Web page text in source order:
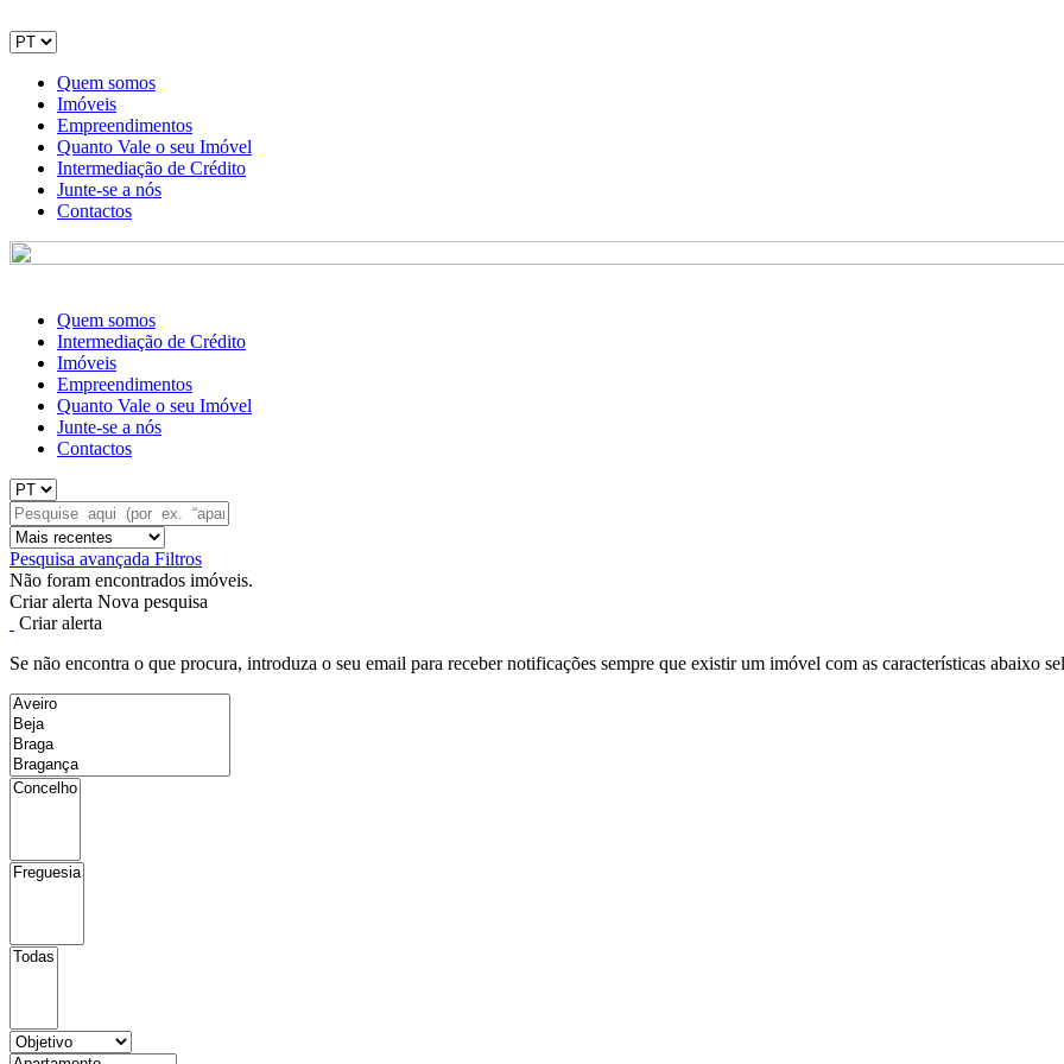
Quem somos
Imóveis
Empreendimentos
Quanto Vale o seu Imóvel
Intermediação de Crédito
Junte-se a nós
Contactos
Quem somos
Intermediação de Crédito
Imóveis
Empreendimentos
Quanto Vale o seu Imóvel
Junte-se a nós
Contactos
Pesquisa avançada Filtros
Não foram encontrados imóveis.
Criar alerta Nova pesquisa
Criar alerta
Se não encontra o que procura, introduza o seu email para receber notificações sempre que existir um imóvel com as características abaixo